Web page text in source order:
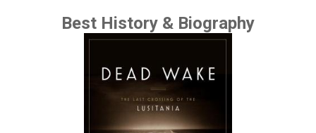
Best History & Biography